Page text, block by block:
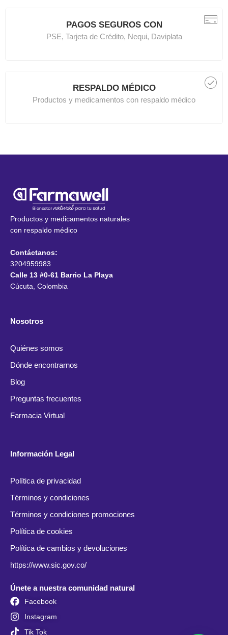
PAGOS SEGUROS CON
PSE, Tarjeta de Crédito, Nequi, Daviplata
RESPALDO MÉDICO
Productos y medicamentos con respaldo médico
Productos y medicamentos naturales
con respaldo médico
Contáctanos:
3204959983
Calle 13 #0-61 Barrio La Playa
Cúcuta, Colombia
Nosotros
Quiénes somos
Dónde encontrarnos
Blog
Preguntas frecuentes
Farmacia Virtual
Información Legal
Política de privacidad
Términos y condiciones
Términos y condiciones promociones
Política de cookies
Política de cambios y devoluciones
https://www.sic.gov.co/
Únete a nuestra comunidad natural
Facebook
Instagram
Tik Tok